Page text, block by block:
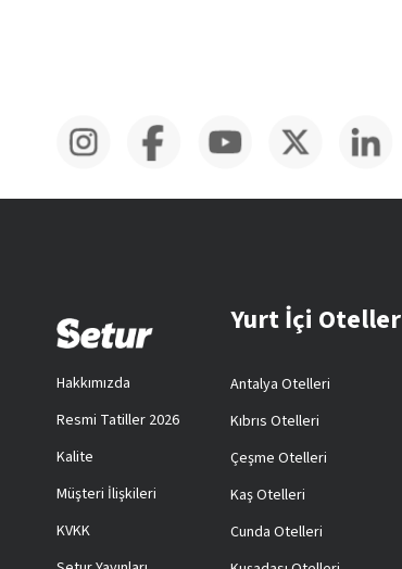
Hakkımızda
Resmi Tatiller 2026
Kalite
Müşteri İlişkileri
KVKK
Yurt İçi Oteller
Antalya Otelleri
Kıbrıs Otelleri
Çeşme Otelleri
Kaş Otelleri
Cunda Otelleri